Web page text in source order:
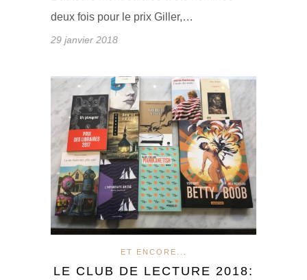
deux fois pour le prix Giller,…
29 janvier 2018
ET ENCORE...
LE CLUB DE LECTURE 2018: